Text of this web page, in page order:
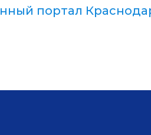
портал